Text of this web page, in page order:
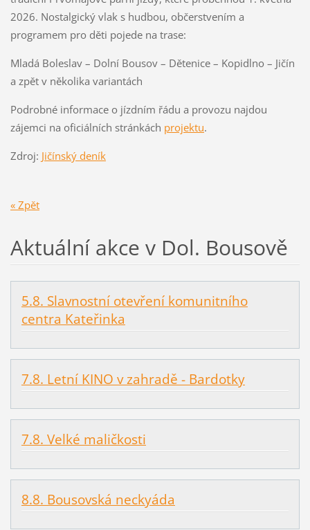
2026. Nostalgický vlak s hudbou, občerstvením a
programem pro děti pojede na trase:
Mladá Boleslav – Dolní Bousov – Dětenice – Kopidlno – Jičín
a zpět v několika variantách
Podrobné informace o jízdním řádu a provozu najdou
zájemci na oficiálních stránkách projektu.
Zdroj: Jičínský deník
« Zpět
Aktuální akce v Dol. Bousově
5.8. Slavnostní otevření komunitního
centra Kateřinka
7.8. Letní KINO v zahradě - Bardotky
7.8. Velké maličkosti
8.8. Bousovská neckyáda